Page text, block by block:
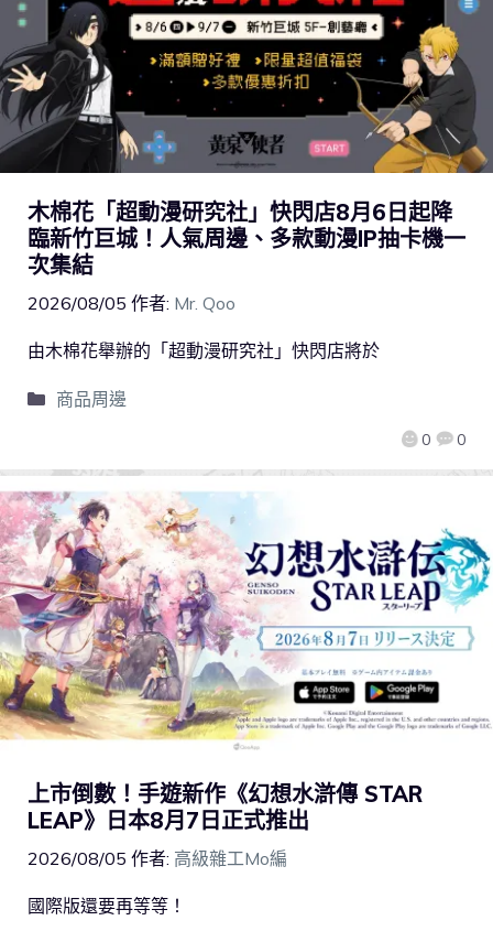
木棉花「超動漫研究社」快閃店8月6日起降
臨新竹巨城！人氣周邊、多款動漫IP抽卡機一
次集結
2026/08/05 作者: Mr. Qoo
0 0
由木棉花舉辦的「超動漫研究社」快閃店將於
商品周邊
上市倒數！手遊新作《幻想水滸傳 STAR
LEAP》日本8月7日正式推出
2026/08/05 作者: 高級雜工Mo編
國際版還要再等等！